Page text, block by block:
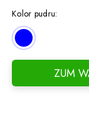
Kolor pudru:
ZUM